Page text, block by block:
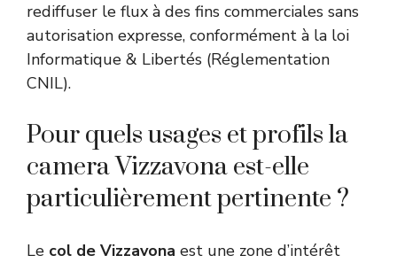
rediffuser le flux à des fins commerciales sans
autorisation expresse, conformément à la loi
Informatique & Libertés (Réglementation
CNIL).
Pour quels usages et profils la
camera Vizzavona est-elle
particulièrement pertinente ?
Le col de Vizzavona est une zone d’intérêt